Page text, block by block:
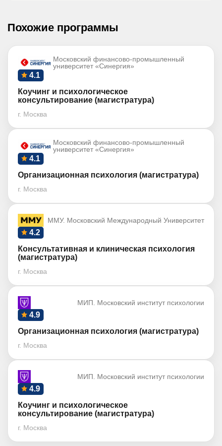
Похожие программы
Московский финансово-промышленный
университет «Синергия»
4.1
Коучинг и психологическое
консультирование (магистратура)
г. Москва
Московский финансово-промышленный
университет «Синергия»
4.1
Организационная психология (магистратура)
г. Москва
ММУ. Московский Международный Университет
4.2
Консультативная и клиническая психология
(магистратура)
г. Москва
МИП. Московский институт психологии
4.9
Организационная психология (магистратура)
г. Москва
МИП. Московский институт психологии
4.9
Коучинг и психологическое
консультирование (магистратура)
г. Москва